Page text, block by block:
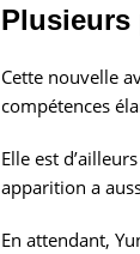
Plusieurs
Cette nouvelle
compétences
Elle est
apparition a
En attendant,